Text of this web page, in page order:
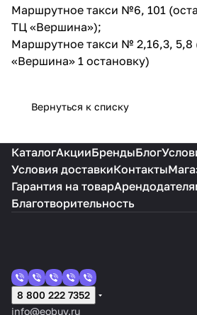
Маршрутное такси №6, 101
ТЦ «Вершина»);
Маршрутное такси № 2,16,3, 5,8
«Вершина» 1 остановку)
Вернуться к списку
КаталогАкцииБрендыБлог
Условия доставкиКонтакты
Гарантия на товар
Благотворительность
8 800 222 7352
info@eobuv.ru